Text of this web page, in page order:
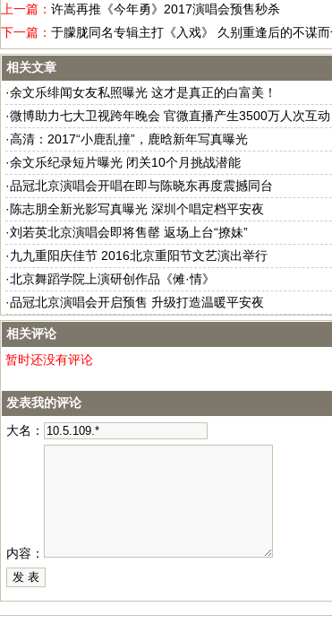
上一篇： 许嵩再推《今年勇》2017演唱会预售秒杀
下一篇： 于朦胧同名专辑主打《入戏》 久别重逢后的不谋而
相关文章
·余文乐绯闻女友私照曝光 这才是真正的白富美！
·微博助力七大卫视跨年晚会 官微直播产生3500万人次互动
·高清：2017“小鹿乱撞”，鹿晗新年写真曝光
·余文乐纪录短片曝光 闭关10个月挑战潜能
·品冠北京演唱会开唱在即与陈晓东再度震撼同台
·陈志朋全新光影写真曝光 深圳个唱定档平安夜
·刘若英北京演唱会即将售罄 返场上台“撩妹”
·九九重阳庆佳节 2016北京重阳节文艺演出举行
·北京舞蹈学院上演研创作品《傩·情》
·品冠北京演唱会开启预售 升级打造温暖平安夜
相关评论
暂时还没有评论
发表我的评论
大名：
内容：